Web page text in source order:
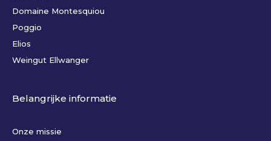
Domaine Montesquiou
Poggio
Elios
Weingut Ellwanger
Belangrijke informatie
Onze missie